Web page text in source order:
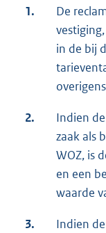
1.
De
in de bij
2.
Indien
zaak als
WOZ, is
en een
waarde
3.
Indien